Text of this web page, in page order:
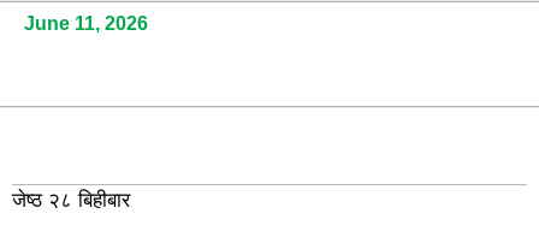
June 11, 2026
जेष्ठ २८ बिहीबार